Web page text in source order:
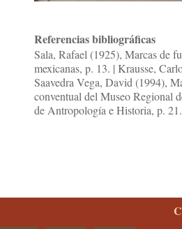
Referencias bibliográficas
Sala, Rafael (1925), Marcas de
mexicanas, p. 13. | Krausse,
Saavedra Vega, David (1994),
conventual del Museo Regional
de Antropología e Historia, p. 21.